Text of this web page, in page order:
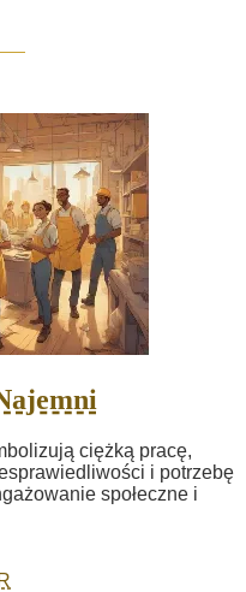
ciężką pracę,
i potrzebę
społeczne i